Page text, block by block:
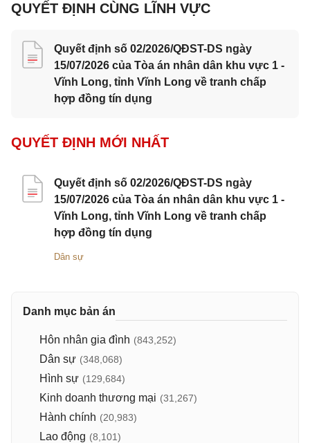
QUYẾT ĐỊNH CÙNG LĨNH VỰC
Quyết định số 02/2026/QĐST-DS ngày
15/07/2026 của Tòa án nhân dân khu vực 1 -
Vĩnh Long, tỉnh Vĩnh Long về tranh chấp
hợp đồng tín dụng
QUYẾT ĐỊNH MỚI NHẤT
Quyết định số 02/2026/QĐST-DS ngày
15/07/2026 của Tòa án nhân dân khu vực 1 -
Vĩnh Long, tỉnh Vĩnh Long về tranh chấp
hợp đồng tín dụng
Dân sự
Danh mục bản án
Hôn nhân gia đình (843,252)
Dân sự (348,068)
Hình sự (129,684)
Kinh doanh thương mại (31,267)
Hành chính (20,983)
Lao động (8,101)